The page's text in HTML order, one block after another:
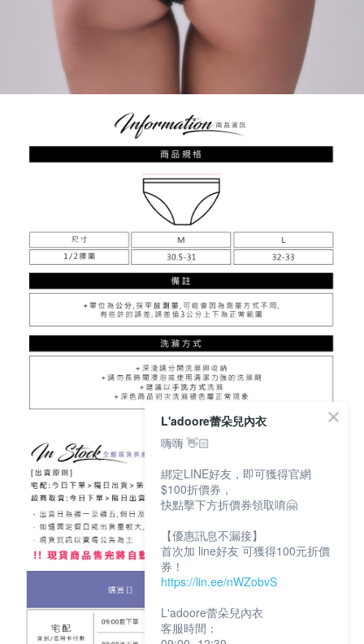
L'adoore蕾朵兒內衣
嗨嗨 👋🏻
綁定LINE好友，即可獲得官網
$100折價券，
快點擊下方折價券領取唷🤗
【優惠訊息不漏接】
首次加 line好友 可獲得100元折價
券！
https://lin.ee/nWZobvS
L'adoore蕾朵兒內衣
客服時間：